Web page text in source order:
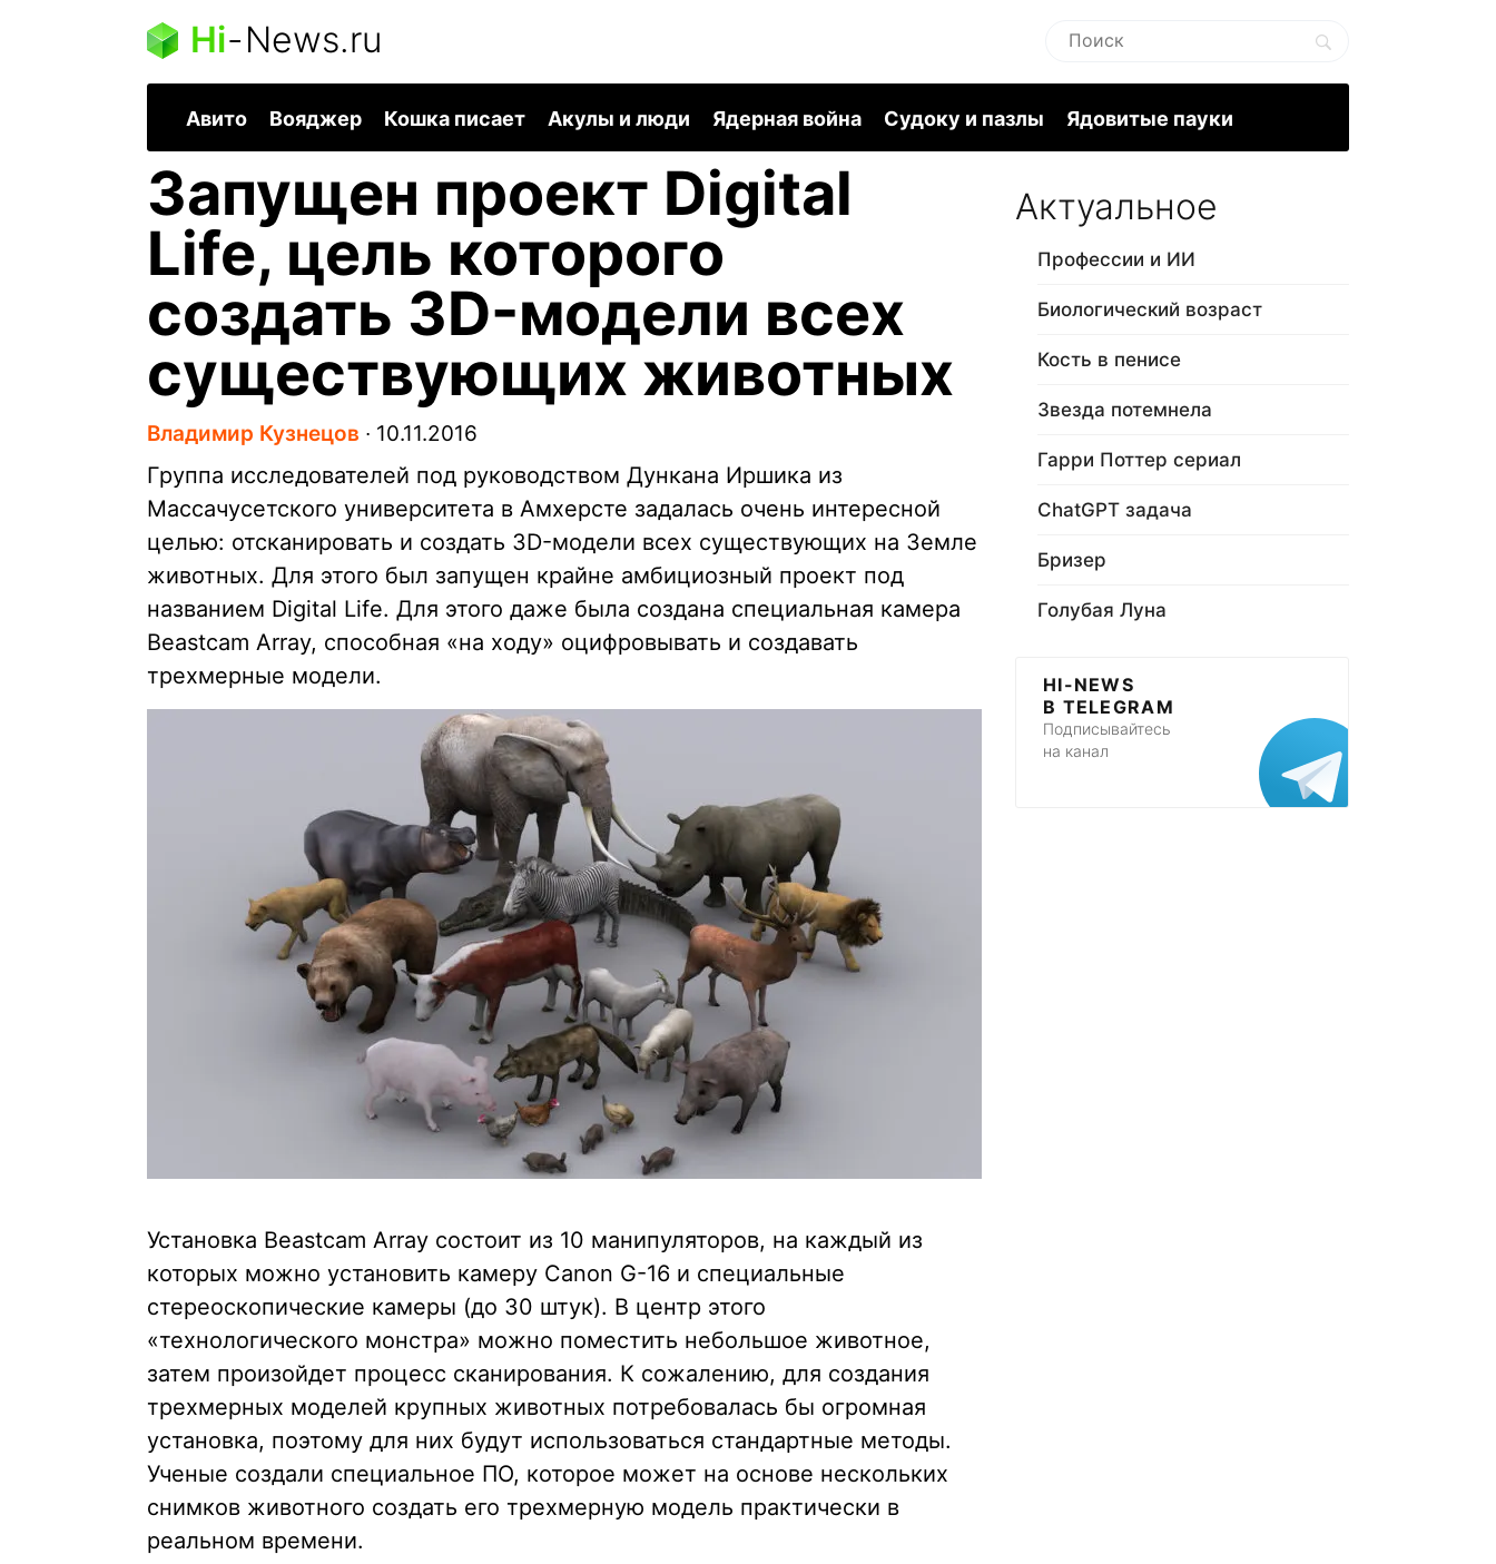
Hi-News.ru
Авито Вояджер Кошка писает Акулы и люди Ядерная война Судоку и пазлы Ядовитые пауки
Запущен проект Digital
Life, цель которого
создать 3D-модели всех
существующих животных
Владимир Кузнецов ∙ 10.11.2016
Группа исследователей под руководством Дункана Иршика из
Массачусетского университета в Амхерсте задалась очень интересной
целью: отсканировать и создать 3D-модели всех существующих на Земле
животных. Для этого был запущен крайне амбициозный проект под
названием Digital Life. Для этого даже была создана специальная камера
Beastcam Array, способная «на ходу» оцифровывать и создавать
трехмерные модели.
Установка Beastcam Array состоит из 10 манипуляторов, на каждый из
которых можно установить камеру Canon G-16 и специальные
стереоскопические камеры (до 30 штук). В центр этого
«технологического монстра» можно поместить небольшое животное,
затем произойдет процесс сканирования. К сожалению, для создания
трехмерных моделей крупных животных потребовалась бы огромная
установка, поэтому для них будут использоваться стандартные методы.
Ученые создали специальное ПО, которое может на основе нескольких
снимков животного создать его трехмерную модель практически в
реальном времени.
Актуальное
Профессии и ИИ
Биологический возраст
Кость в пенисе
Звезда потемнела
Гарри Поттер сериал
ChatGPT задача
Бризер
Голубая Луна
HI-NEWS
В TELEGRAM
Подписывайтесь
на канал